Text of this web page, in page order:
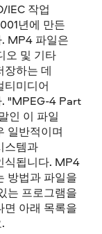
IEC 작업
년에 만든
MP4 파일은
오 및 기타
장하는 데
티미디어
"MPEG-4 Part
인 이 파일
일반적이며
스템과
식됩니다. MP4
방법과 파일을
는 프로그램을
면 아래 목록을